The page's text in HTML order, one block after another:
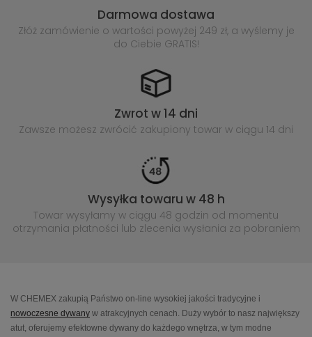
Darmowa dostawa
Złóż zamówienie o wartości powyżej 249 zł, a wyślemy je
do Ciebie GRATIS!
Zwrot w 14 dni
Zawsze możesz zwrócić zakupiony towar w ciągu 14 dni
Wysyłka towaru w 48 h
Towar wysyłamy w ciągu 48 godzin od momentu
otrzymania płatności lub zlecenia wysłania za pobraniem
W CHEMEX zakupią Państwo on-line wysokiej jakości tradycyjne i
nowoczesne dywany w atrakcyjnych cenach. Duży wybór to nasz największy
atut, oferujemy efektowne dywany do każdego wnętrza, w tym modne